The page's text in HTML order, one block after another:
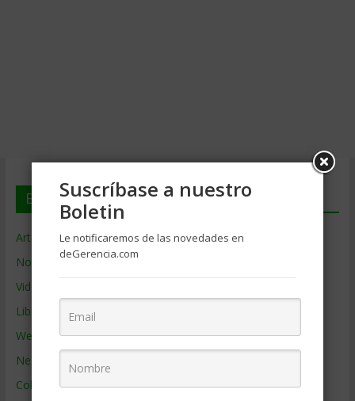
En deGerencia.com
Artículos de Gerencia
Noticias de Gerencia
Videos de Gerencia
Libros de Gerencia
Webs de Gerencia
Negocios por País
Colaboradores de Gerencia
Suscríbase a nuestro
Boletin
Le notificaremos de las novedades en
deGerencia.com